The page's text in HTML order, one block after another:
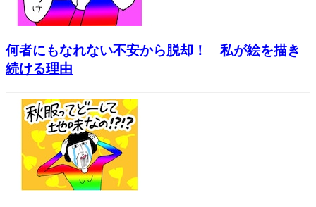
何者にもなれない不安から脱却！ 私が絵を描き
続ける理由